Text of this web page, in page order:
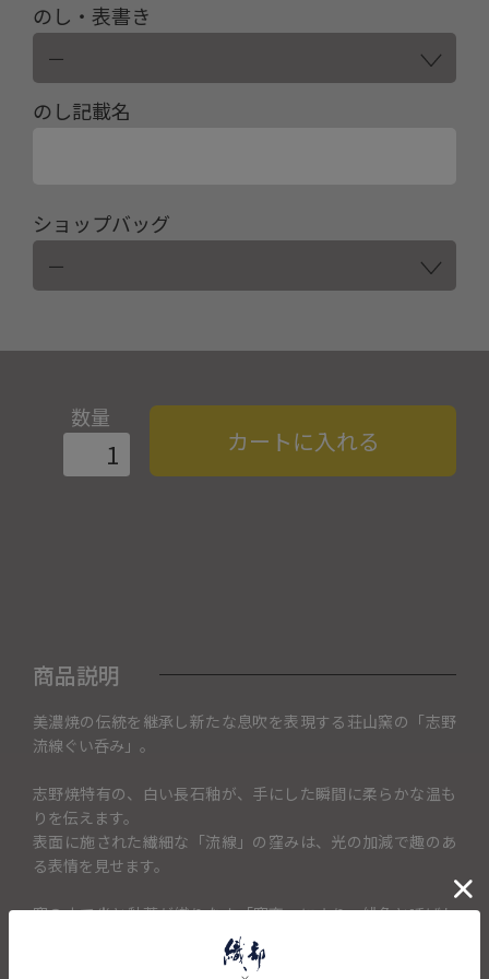
のし・表書き
のし記載名
ショップバッグ
数量
カートに入れる
商品説明
美濃焼の伝統を継承し新たな息吹を表現する荘山窯の「志野
流線ぐい呑み」。
志野焼特有の、白い長石釉が、手にした瞬間に柔らかな温も
りを伝えます。
表面に施された繊細な「流線」の窪みは、光の加減で趣のあ
る表情を見せます。
窯の中で炎と釉薬が織りなす「窯変」により、緋色と呼ばれ
る赤みの出方や釉薬の垂れ具合は、
ひとつひとつ異なります。世界に二つとない、あなただけの